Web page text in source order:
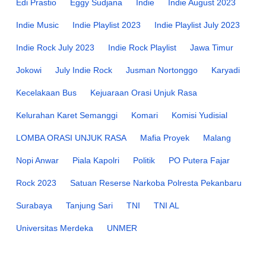
Edi Prastio Eggy Sudjana Indie Indie August 2023
Indie Music Indie Playlist 2023 Indie Playlist July 2023
Indie Rock July 2023 Indie Rock Playlist Jawa Timur
Jokowi July Indie Rock Jusman Nortonggo Karyadi
Kecelakaan Bus Kejuaraan Orasi Unjuk Rasa
Kelurahan Karet Semanggi Komari Komisi Yudisial
LOMBA ORASI UNJUK RASA Mafia Proyek Malang
Nopi Anwar Piala Kapolri Politik PO Putera Fajar
Rock 2023 Satuan Reserse Narkoba Polresta Pekanbaru
Surabaya Tanjung Sari TNI TNI AL
Universitas Merdeka UNMER